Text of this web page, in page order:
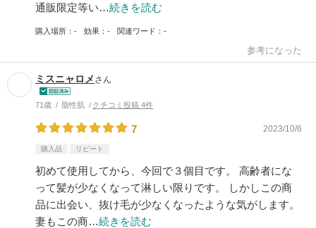
通販限定等い…続きを読む
購入場所 - 効果 - 関連ワード -
参考になった
ミスニャロメ さん
71歳 脂性肌 クチコミ投稿 4件
7 2023/10/6
購入品 リピート
初めて使用してから、今回で３個目です。 高齢者にな
って髪が少なくなって淋しい限りです。 しかしこの商
品に出会い、抜け毛が少なくなったような気がします。
妻もこの商…続きを読む